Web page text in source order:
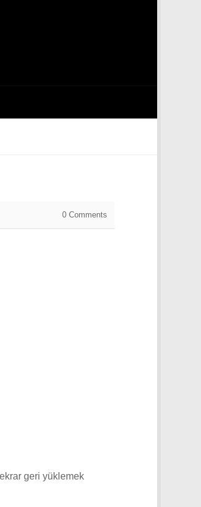
0 Comments
geri yüklemek